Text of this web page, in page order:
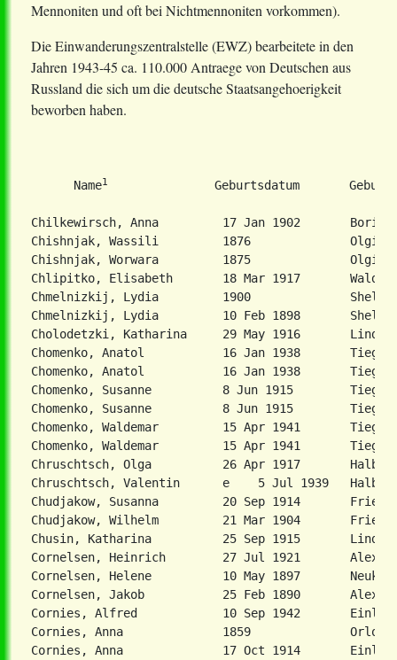
Mennoniten und oft bei Nichtmennoniten vorkommen).
Die Einwanderungszentralstelle (EWZ) bearbeitete in den
Jahren 1943-45 ca. 110.000 Antraege von Deutschen aus
Russland die sich um die deutsche Staatsangehoerigkeit
beworben haben.
      Name
1
Geburtsdatum
Chilkewirsch, Anna         17 Jan 1902
Chishnjak, Wassili         1876              Olginka
Chishnjak, Worwara         1875
Chlipitko, Elisabeth       18 Mar 1917
Chmelnizkij, Lydia         1900
Chmelnizkij, Lydia         10 Feb 1898
Cholodetzki, Katharina     29 May 1916
Chomenko, Anatol           16 Jan 1938
Chomenko, Anatol           16 Jan 1938
Chomenko, Susanne          8 Jun 1915
Chomenko, Susanne          8 Jun 1915
Chomenko, Waldemar         15 Apr 1941
Chomenko, Waldemar         15 Apr 1941
Chruschtsch, Olga          26 Apr 1917
Chruschtsch, Valentin      e    5 Jul 1939
Chudjakow, Susanna         20 Sep 1914
Chudjakow, Wilhelm         21 Mar 1904
Chusin, Katharina          25 Sep 1915
Cornelsen, Heinrich        27 Jul 1921
Cornelsen, Helene          10 May 1897
Cornies, Alfred            10 Sep 1942
Cornies, Anna              1859              Orlow
Cornies, Anna              17 Oct 1914